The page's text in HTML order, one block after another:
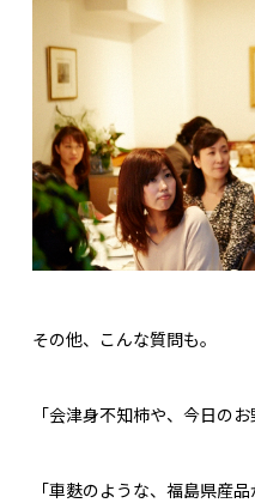
その他、こんな質問も。
「会津身不知柿や、今日の
「車麩のような、福島県産